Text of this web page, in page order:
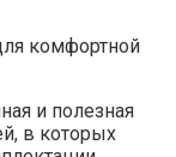
и полезная
в которых